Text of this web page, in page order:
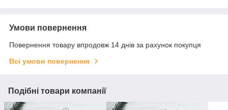
Умови повернення
Повернення товару впродовж 14 днів за рахунок покупця
Всі умови повернення
Подібні товари компанії